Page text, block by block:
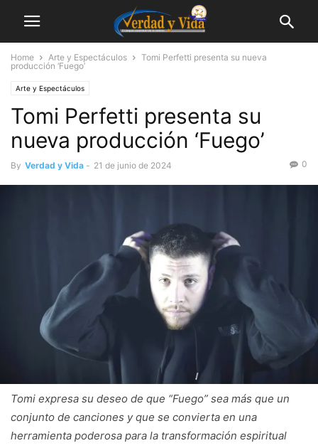
Home Arte y Espectáculos
Tomi Perfetti presenta su nueva
producción ‘Fuego’
Arte y Espectáculos
Tomi Perfetti presenta su
nueva producción ‘Fuego’
By Verdad y Vida - 21 de junio de 2024 0
Tomi expresa su deseo de que “Fuego” sea más que un
conjunto de canciones y que se convierta en una
herramienta poderosa para la transformación espiritual